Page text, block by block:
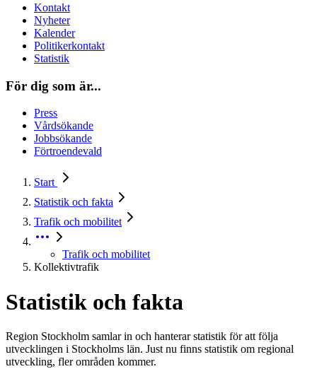
Kontakt
Nyheter
Kalender
Politikerkontakt
Statistik
För dig som är...
Press
Vårdsökande
Jobbsökande
Förtroendevald
Start
Statistik och fakta
Trafik och mobilitet
Trafik och mobilitet
Kollektivtrafik
Statistik och fakta
Region Stockholm samlar in och hanterar statistik för att följa
utvecklingen i Stockholms län. Just nu finns statistik om regional
utveckling, fler områden kommer.